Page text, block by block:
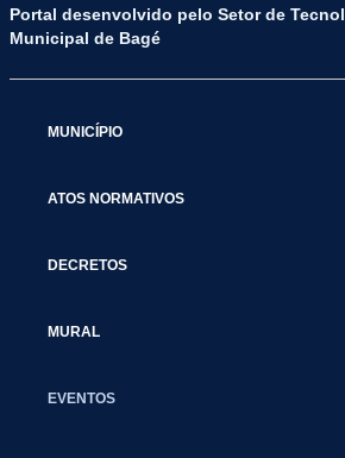
Portal desenvolvido pelo Setor de
Municipal de Bagé
MUNICÍPIO
ATOS NORMATIVOS
DECRETOS
MURAL
EVENTOS